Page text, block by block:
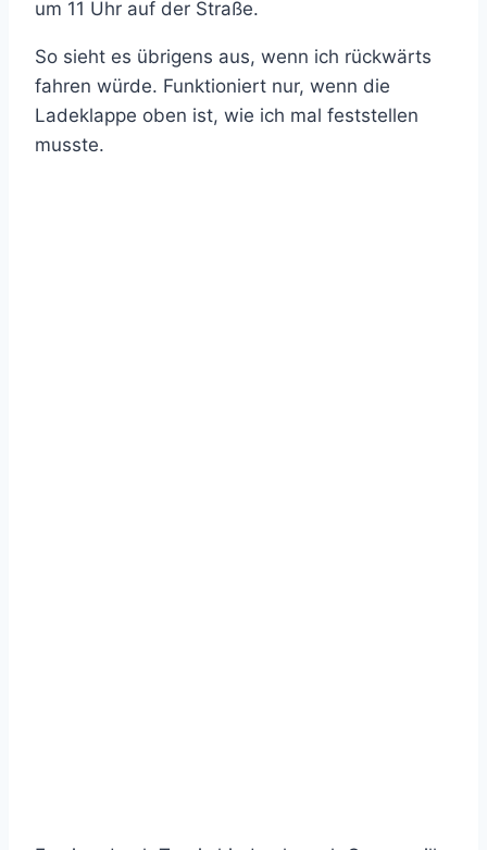
um 11 Uhr auf der Straße.
So sieht es übrigens aus, wenn ich rückwärts
fahren würde. Funktioniert nur, wenn die
Ladeklappe oben ist, wie ich mal feststellen
musste.